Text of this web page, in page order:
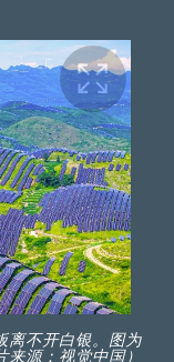
离不开白银。图为
源：视觉中国）